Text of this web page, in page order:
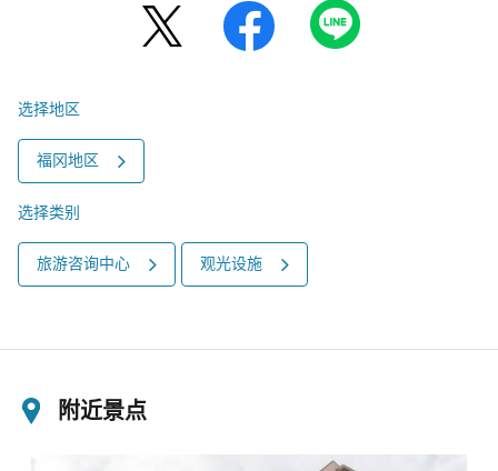
选择地区
福冈地区
选择类别
旅游咨询中心 观光设施
附近景点